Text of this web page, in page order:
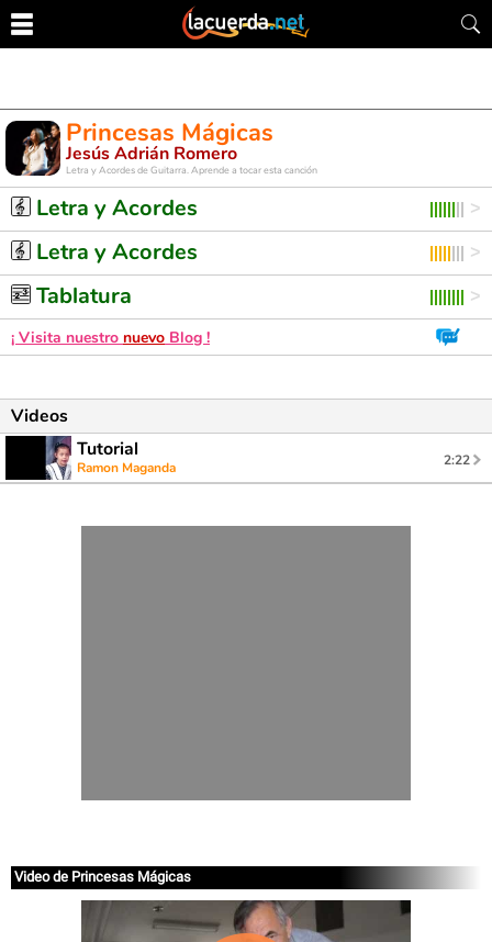
Princesas Mágicas
Jesús Adrián Romero
Letra y Acordes de Guitarra. Aprende a tocar esta canción
Letra y Acordes
Letra y Acordes
Tablatura
¡ Visita nuestro nuevo Blog !
Videos
Tutorial
Ramon Maganda 2:22
Video de Princesas Mágicas